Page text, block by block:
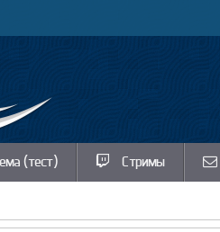
(тест) Стримы